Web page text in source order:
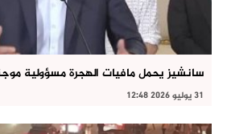
سانشيز يحمل مافيات الهجرة مسؤولية
31 يوليو 2026 12:48